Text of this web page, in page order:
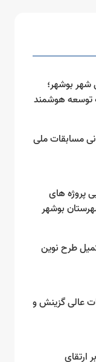
شهر بوشهر؛
توسعه هوشمند
مسابقات ملی
پروژه های
بوشهر
طرح نوین
عالی گزینش و‌
ارتقای